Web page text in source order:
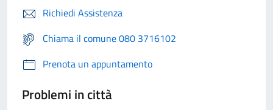
Richiedi Assistenza
Chiama il comune 080 3716102
Prenota un appuntamento
Problemi in città